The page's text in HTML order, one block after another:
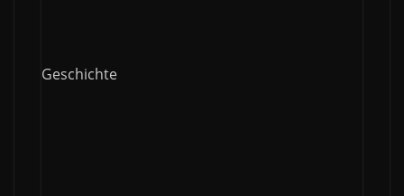
Geschichte